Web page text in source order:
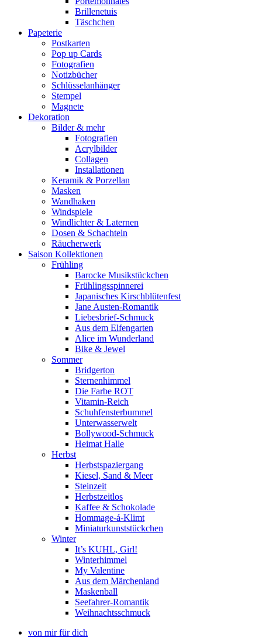
Brillenetuis
Täschchen
Papeterie
Postkarten
Pop up Cards
Fotografien
Notizbücher
Schlüsselanhänger
Stempel
Magnete
Dekoration
Bilder & mehr
Fotografien
Acrylbilder
Collagen
Installationen
Keramik & Porzellan
Masken
Wandhaken
Windspiele
Windlichter & Laternen
Dosen & Schachteln
Räucherwerk
Saison Kollektionen
Frühling
Barocke Musikstückchen
Frühlingsspinnerei
Japanisches Kirschblütenfest
Jane Austen-Romantik
Liebesbrief-Schmuck
Aus dem Elfengarten
Alice im Wunderland
Bike & Jewel
Sommer
Bridgerton
Sternenhimmel
Die Farbe ROT
Vitamin-Reich
Schuhfensterbummel
Unterwasserwelt
Bollywood-Schmuck
Heimat Halle
Herbst
Herbstspaziergang
Kiesel, Sand & Meer
Steinzeit
Herbstzeitlos
Kaffee & Schokolade
Hommage-á-Klimt
Miniaturkunststückchen
Winter
It’s KUHL, Girl!
Winterhimmel
My Valentine
Aus dem Märchenland
Maskenball
Seefahrer-Romantik
Weihnachtsschmuck
von mir für dich